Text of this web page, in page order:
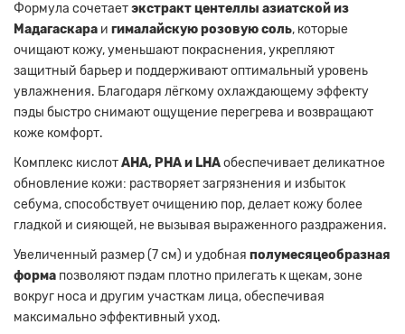
Формула сочетаетэкстракт центеллы азиатской из
Мадагаскара и гималайскую розовую соль, которые
очищают кожу, уменьшают покраснения, укрепляют
защитный барьер и поддерживают оптимальный уровень
увлажнения. Благодаря лёгкому охлаждающему эффекту
пэды быстро снимают ощущение перегрева и возвращают
коже комфорт.
Комплекс кислотAHA, PHA и LHAобеспечивает деликатное
обновление кожи: растворяет загрязнения и избыток
себума, способствует очищению пор, делает кожу более
гладкой и сияющей, не вызывая выраженного раздражения.
Увеличенный размер (7 см) и удобная полумесяцеобразная
форма позволяют пэдам плотно прилегать к щекам, зоне
вокруг носа и другим участкам лица, обеспечивая
максимально эффективный уход.